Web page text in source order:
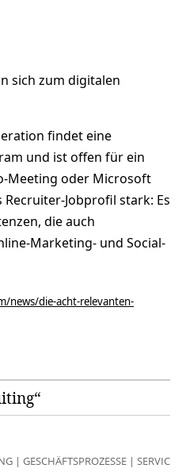
sich zum digitalen
findet eine
und ist offen für ein
Meeting oder Microsoft
Jobprofil stark: Es
die auch
Marketing- und Social-
news/die-acht-relevanten-
| GESCHÄFTSPROZESSE | SERVICES